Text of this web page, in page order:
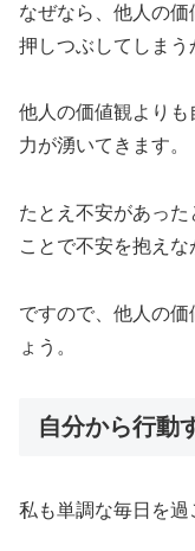
なぜなら、他人の
押しつぶしてしまう
他人の価値観より
力が湧いてきます。
たとえ不安があっ
ことで不安を抱えな
ですので、他人の
ょう。
自分から行動
私も単調な毎日を過